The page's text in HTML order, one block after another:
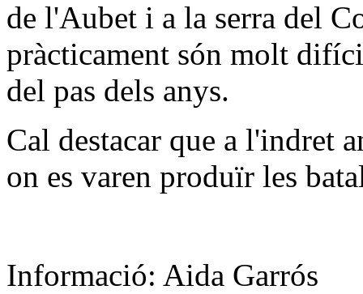
de l'Aubet i a la serra del
pràcticament són molt
del pas dels anys.
Cal destacar que a l'indret
on es varen produïr les
Informació: Aida Garrós